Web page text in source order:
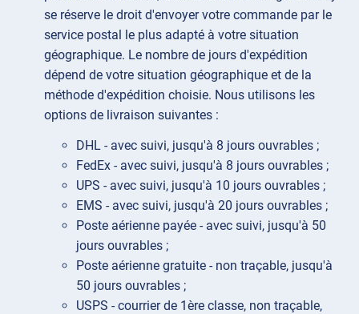
se réserve le droit d'envoyer votre commande par le
service postal le plus adapté à votre situation
géographique. Le nombre de jours d'expédition
dépend de votre situation géographique et de la
méthode d'expédition choisie. Nous utilisons les
options de livraison suivantes :
DHL - avec suivi, jusqu'à 8 jours ouvrables ;
FedEx - avec suivi, jusqu'à 8 jours ouvrables ;
UPS - avec suivi, jusqu'à 10 jours ouvrables ;
EMS - avec suivi, jusqu'à 20 jours ouvrables ;
Poste aérienne payée - avec suivi, jusqu'à 50
jours ouvrables ;
Poste aérienne gratuite - non traçable, jusqu'à
50 jours ouvrables ;
USPS - courrier de 1ère classe, non traçable,